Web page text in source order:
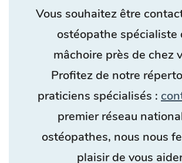
Vous souhaitez être
ostéopathe spécialiste
mâchoire près de chez
Profitez de notre
praticiens spécialisés :
premier réseau
ostéopathes, nous nous
plaisir de vous